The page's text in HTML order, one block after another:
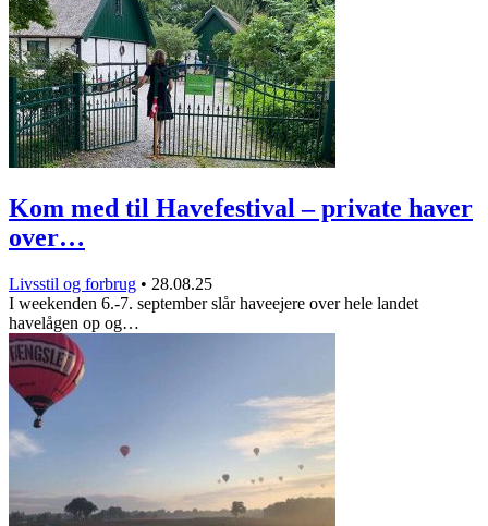
Kom med til Havefestival – private haver
over…
Livsstil og forbrug • 28.08.25
I weekenden 6.-7. september slår haveejere over hele landet
havelågen op og…